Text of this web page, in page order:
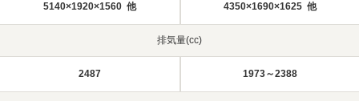
5140×1920×1560 他 4350×1690×1625 他
排気量(cc)
2487 1973～2388